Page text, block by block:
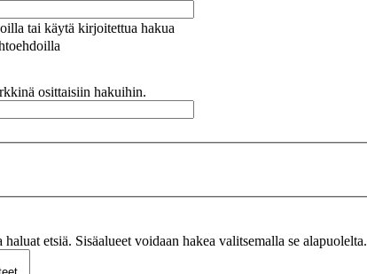
tai käytä kirjoitettua hakua
osittaisiin hakuihin.
etsiä. Sisäalueet voidaan hakea valitsemalla se alapuolelta.